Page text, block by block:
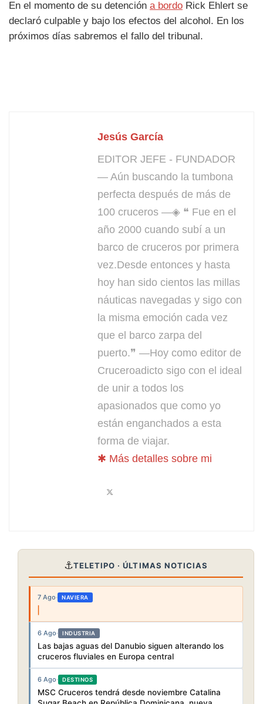
En el momento de su detención a bordo Rick Ehlert se
declaró culpable y bajo los efectos del alcohol. En los
próximos días sabremos el fallo del tribunal.
Jesús García
EDITOR JEFE - FUNDADOR
— Aún buscando la tumbona
perfecta después de más de
100 cruceros —◈ ❝ Fue en el
año 2000 cuando subí a un
barco de cruceros por primera
vez.Desde entonces y hasta
hoy han sido cientos las millas
náuticas navegadas y sigo con
la misma emoción cada vez
que el barco zarpa del
puerto.❞ —Hoy como editor de
Cruceroadicto sigo con el ideal
de unir a todos los
apasionados que como yo
están enganchados a esta
forma de viajar.
✱ Más detalles sobre mi
⚓TELETIPO · ÚLTIMAS NOTICIAS
7 Ago· NAVIERA
6 Ago· INDUSTRIA
Las bajas aguas del Danubio siguen alterando los
cruceros fluviales en Europa central
6 Ago· DESTINOS
MSC Cruceros tendrá desde noviembre Catalina